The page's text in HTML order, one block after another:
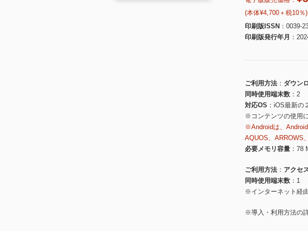
(本体¥4,700＋税10％)
印刷版ISSN
0039-
印刷版発行年月
ご利用方法
ダウン
同時使用端末数
2
対応OS
iOS最新の
※コンテンツの使用
※Androidは、
AQUOS、ARROWS
必要メモリ容量
78
ご利用方法
アクセ
同時使用端末数
1
※インターネット経
※導入・利用方法の